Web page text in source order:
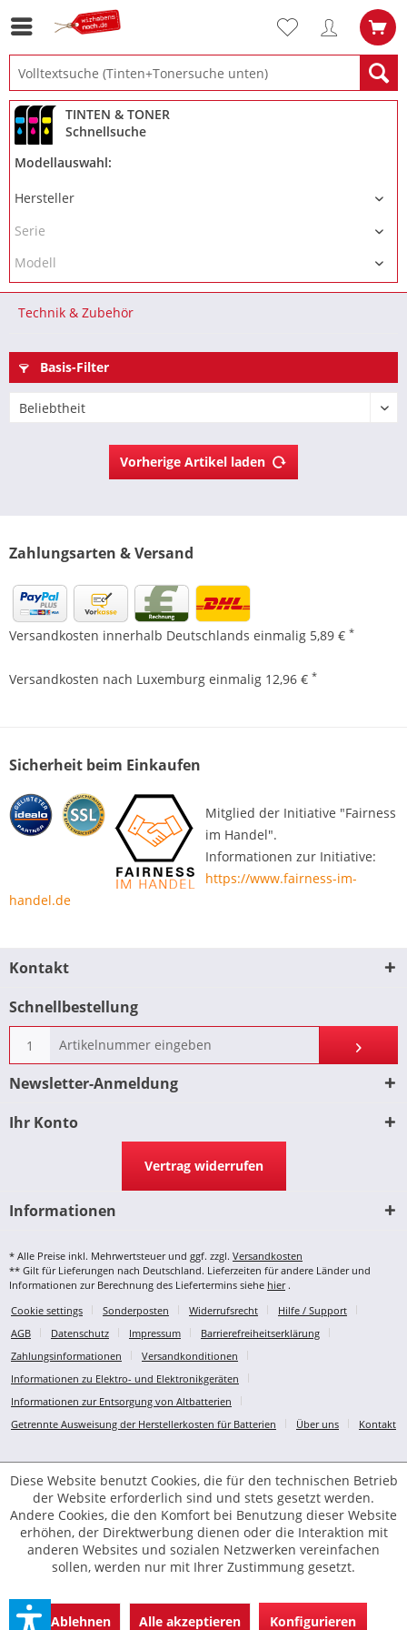
TINTEN & TONER
Schnellsuche
Modellauswahl:
Technik & Zubehör
Basis-Filter
Vorherige Artikel laden
Zahlungsarten & Versand
Versandkosten innerhalb Deutschlands einmalig 5,89 € *
Versandkosten nach Luxemburg einmalig 12,96 € *
Sicherheit beim Einkaufen
Mitglied der Initiative "Fairness
im Handel".
Informationen zur Initiative:
https://www.fairness-im-
handel.de
Kontakt
Schnellbestellung
Newsletter-Anmeldung
Ihr Konto
Vertrag widerrufen
Informationen
* Alle Preise inkl. Mehrwertsteuer und ggf. zzgl. Versandkosten
** Gilt für Lieferungen nach Deutschland. Lieferzeiten für andere Länder und
Informationen zur Berechnung des Liefertermins siehe hier.
Cookie settings
Sonderposten Widerrufsrecht
Hilfe / Support
AGB
Datenschutz Impressum
Barrierefreiheitserklärung
Zahlungsinformationen
Versandkonditionen
Informationen zu Elektro- und Elektronikgeräten
Informationen zur Entsorgung von Altbatterien
Getrennte Ausweisung der Herstellerkosten für Batterien
Über uns Kontakt
Diese Website benutzt Cookies, die für den technischen Betrieb
der Website erforderlich sind und stets gesetzt werden.
Andere Cookies, die den Komfort bei Benutzung dieser Website
erhöhen, der Direktwerbung dienen oder die Interaktion mit
anderen Websites und sozialen Netzwerken vereinfachen
sollen, werden nur mit Ihrer Zustimmung gesetzt.
Ablehnen Alle akzeptieren Konfigurieren